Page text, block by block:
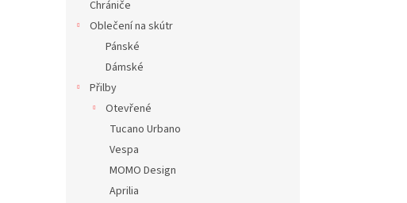
Chrániče
Oblečení na skútr
Pánské
Dámské
Přilby
Otevřené
Tucano Urbano
Vespa
MOMO Design
Aprilia